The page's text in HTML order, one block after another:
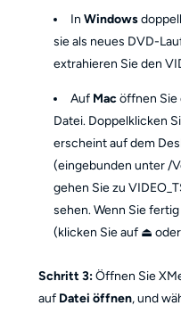
InWindows
sie als neues DVD-
extrahieren Sie den
Auf Macöffnen Sie
Datei. Doppelklicken
erscheint auf dem
(eingebunden unter /
gehen Sie zu
sehen. Wenn Sie
(klicken Sie auf ⏏
Schritt 3:Öffnen Sie
auf Datei öffnen, und